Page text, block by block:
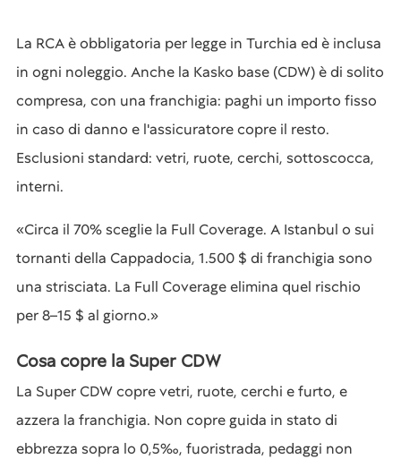
La RCA è obbligatoria per legge in Turchia ed è inclusa
in ogni noleggio. Anche la Kasko base (CDW) è di solito
compresa, con una franchigia: paghi un importo fisso
in caso di danno e l'assicuratore copre il resto.
Esclusioni standard: vetri, ruote, cerchi, sottoscocca,
interni.
«Circa il 70% sceglie la Full Coverage. A Istanbul o sui
tornanti della Cappadocia, 1.500 $ di franchigia sono
una strisciata. La Full Coverage elimina quel rischio
per 8–15 $ al giorno.»
Cosa copre la Super CDW
La Super CDW copre vetri, ruote, cerchi e furto, e
azzera la franchigia. Non copre guida in stato di
ebbrezza sopra lo 0,5‰, fuoristrada, pedaggi non